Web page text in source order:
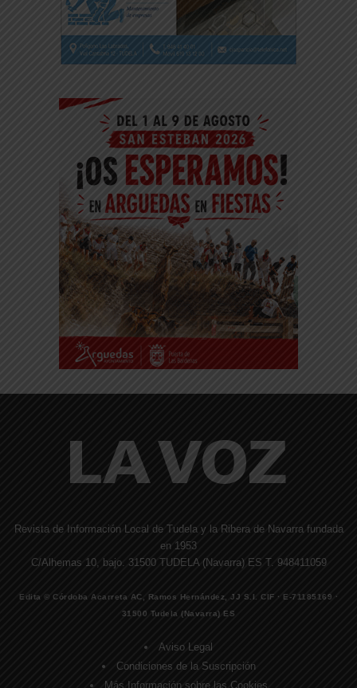
Revista de Información Local de Tudela y la Ribera de Navarra fundada
en 1953
C/Alhemas 10, bajo. 31500 TUDELA (Navarra) ES T. 948411059
Edita © Córdoba Acarreta AC, Ramos Hernández, JJ S.I. CIF · E-71185169 ·
31500 Tudela (Navarra) ES
Aviso Legal
Condiciones de la Suscripción
Más Información sobre las Cookies